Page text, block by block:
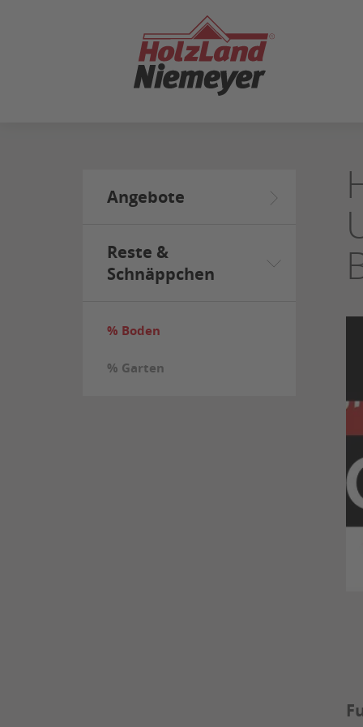
Angebote
Reste &
Schnäppchen
% Boden
% Garten